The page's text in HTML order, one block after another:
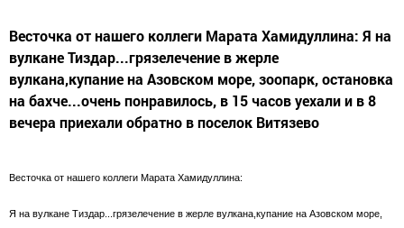
Весточка от нашего коллеги Марата Хамидуллина: Я на
вулкане Тиздар...грязелечение в жерле
вулкана,купание на Азовском море, зоопарк, остановка
на бахче...очень понравилось, в 15 часов уехали и в 8
вечера приехали обратно в поселок Витязево
Весточка от нашего коллеги Марата Хамидуллина:
Я на вулкане Тиздар...грязелечение в жерле вулкана,купание на Азовском море,